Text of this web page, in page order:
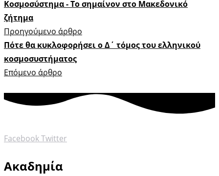
Κοσμοσύστημα - Το σημαίνον στο Μακεδονικό
ζήτημα
Προηγούμενο άρθρο
Πότε θα κυκλοφορήσει ο Δ΄ τόμος του ελληνικού
κοσμοσυστήματος
Επόμενο άρθρο
FacebookTwitter
Ακαδημία